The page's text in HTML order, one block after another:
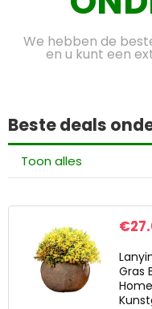
We hebben de
en u kunt een
Beste deals
Toon alles
€
Gras